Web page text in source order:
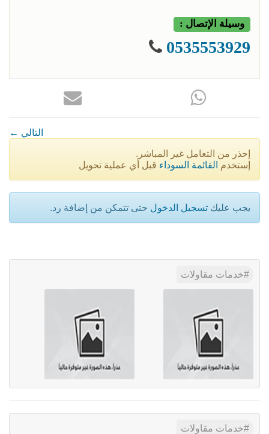
وسيلة الإتصال :
0535553929
← التالي
إحذر من التعامل غير المباشر.
إستخدم القائمة السوداء قبل أي عملية تحويل
يجب عليك تسجيل الدخول حتى تتمكن من إضافة رد.
خدمات مقاولات
خدمات مقاولات